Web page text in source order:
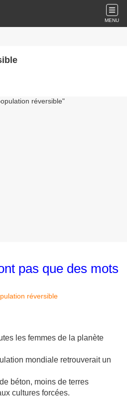
MENU
pas que des mots
les femmes de la planète
mondiale retrouverait un
béton, moins de terres
cultures forcées.